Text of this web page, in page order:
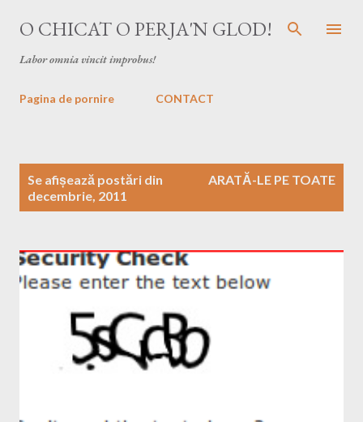
Treceți la conținutul principal
O CHICAT O PERJA'N GLOD!
Labor omnia vincit improbus!
Pagina de pornire CONTACT
Se afișează postări din
decembrie, 2011
ARATĂ-LE PE TOATE